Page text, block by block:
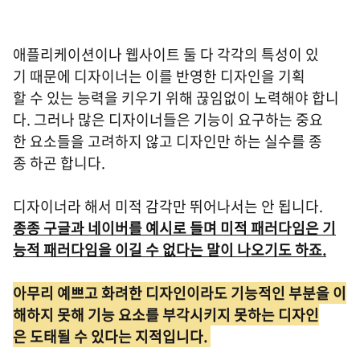
애플리케이션이나 웹사이트 둘 다 각각의 특성이 있
기 때문에 디자이너는 이를 반영한 디자인을 기획
할 수 있는 능력을 키우기 위해 끊임없이 노력해야 합니
다. 그러나 많은 디자이너들은 기능이 요구하는 중요
한 요소들을 고려하지 않고 디자인만 하는 실수를 종
종 하곤 합니다.
디자이너라 해서 미적 감각만 뛰어나서는 안 됩니다.
종종 구글과 네이버를 예시로 들며 미적 패러다임은 기
능적 패러다임을 이길 수 없다는 말이 나오기도 하죠.
아무리 예쁘고 화려한 디자인이라도 기능적인 부분을 이
해하지 못해 기능 요소를 부각시키지 못하는 디자인
은 도태될 수 있다는 지적입니다.